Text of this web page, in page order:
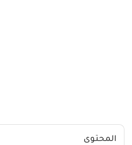
المحتوى